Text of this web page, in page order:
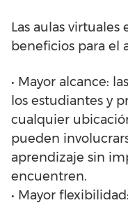
Las aulas
beneficios para el
• Mayor alcance:
los estudiantes y
cualquier
pueden
aprendizaje sin
encuentren.
• Mayor